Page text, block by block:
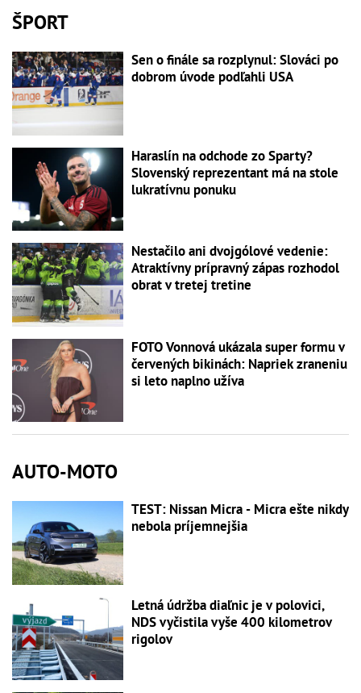
ŠPORT
Sen o finále sa rozplynul: Slováci po
dobrom úvode podľahli USA
Haraslín na odchode zo Sparty?
Slovenský reprezentant má na stole
lukratívnu ponuku
Nestačilo ani dvojgólové vedenie:
Atraktívny prípravný zápas rozhodol
obrat v tretej tretine
FOTO Vonnová ukázala super formu v
červených bikinách: Napriek zraneniu
si leto naplno užíva
AUTO-MOTO
TEST: Nissan Micra - Micra ešte nikdy
nebola príjemnejšia
Letná údržba diaľnic je v polovici,
NDS vyčistila vyše 400 kilometrov
rigolov